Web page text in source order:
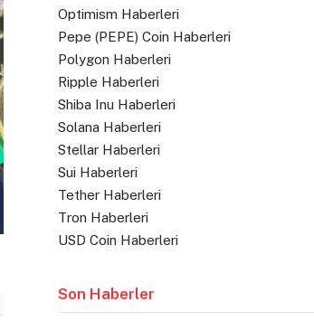
Optimism Haberleri
Pepe (PEPE) Coin Haberleri
Polygon Haberleri
Ripple Haberleri
Shiba Inu Haberleri
Solana Haberleri
Stellar Haberleri
Sui Haberleri
Tether Haberleri
Tron Haberleri
USD Coin Haberleri
Son Haberler